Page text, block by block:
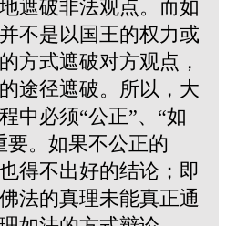
遮破非法观点。而如
不是以国王的权力或
方式遮破对方观点，
途径遮破。所以，大
中必须“公正”、“如
要。如果不公正的
得不出好的结论；即
法的真理未能真正通